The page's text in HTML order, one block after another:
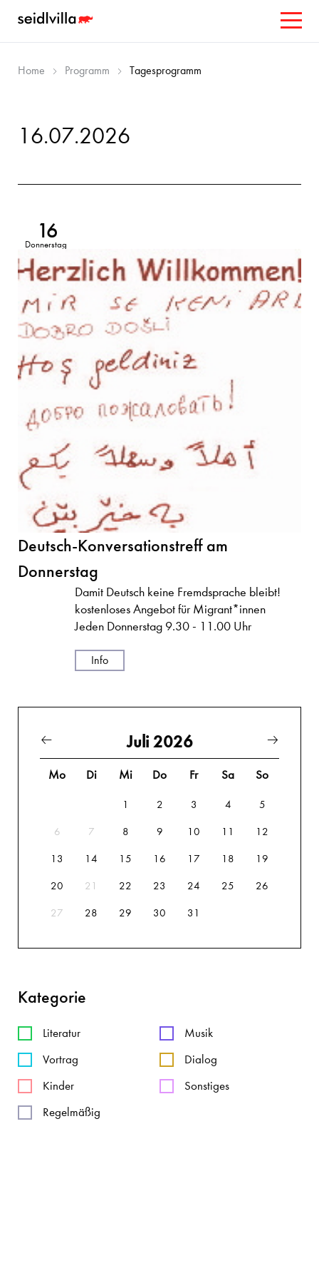
Home Programm Tagesprogramm
16.07.2026
16
Donnerstag
Deutsch-Konversationstreff am
Donnerstag
Damit Deutsch keine Fremdsprache bleibt!
kostenloses Angebot für Migrant*innen
Jeden Donnerstag 9.30 - 11.00 Uhr
Info
Juli 2026
Mo Di Mi Do Fr Sa So
1 2 3 4 5
6 7 8 9 10 11 12
13 14 15 16 17 18 19
20 21 22 23 24 25 26
27 28 29 30 31
Kategorie
Literatur
Musik
Vortrag
Dialog
Kinder
Sonstiges
Regelmäßig